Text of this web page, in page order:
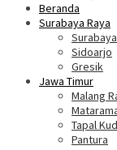
Beranda
Surabaya Raya
Surabaya
Sidoarjo
Gresik
Jawa Timur
Malang
Tapal
Pantura